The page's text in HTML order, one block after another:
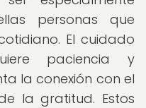
personas que
El cuidado
paciencia y
la conexión con el
la gratitud. Estos